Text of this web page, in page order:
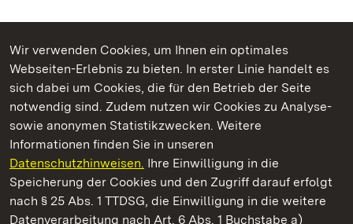
Wir verwenden Cookies, um Ihnen ein optimales
Webseiten-Erlebnis zu bieten. In erster Linie handelt es
sich dabei um Cookies, die für den Betrieb der Seite
notwendig sind. Zudem nutzen wir Cookies zu Analyse-
sowie anonymen Statistikzwecken. Weitere
Informationen finden Sie in unseren
Datenschutzhinweisen. Ihre Einwilligung in die
Speicherung der Cookies und den Zugriff darauf erfolgt
nach § 25 Abs. 1 TTDSG, die Einwilligung in die weitere
Datenverarbeitung nach Art. 6 Abs. 1 Buchstabe a)
Kommen. Staunen. Genießen.
Kloster Lorch
Staatliche Schlösser und Gärten Baden-Württemberg